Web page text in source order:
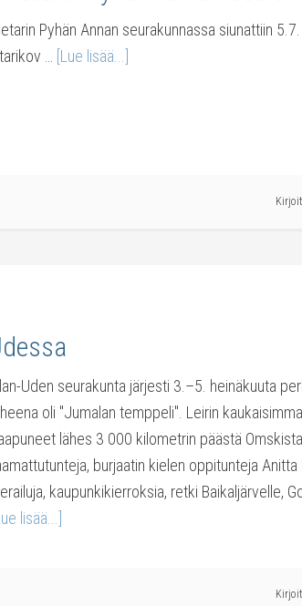
Pyhän Annan seurakunnassa siunattiin
… [Lue lisää...]
Uden seurakunta järjesti 3.–5. heinäkuuta
oli "Jumalan temppeli". Leirin
lähes 3 000 kilometrin päästä
burjaatin kielen oppitunteja
kaupunkikierroksia, retki Baikaljärvelle,
lisää...]